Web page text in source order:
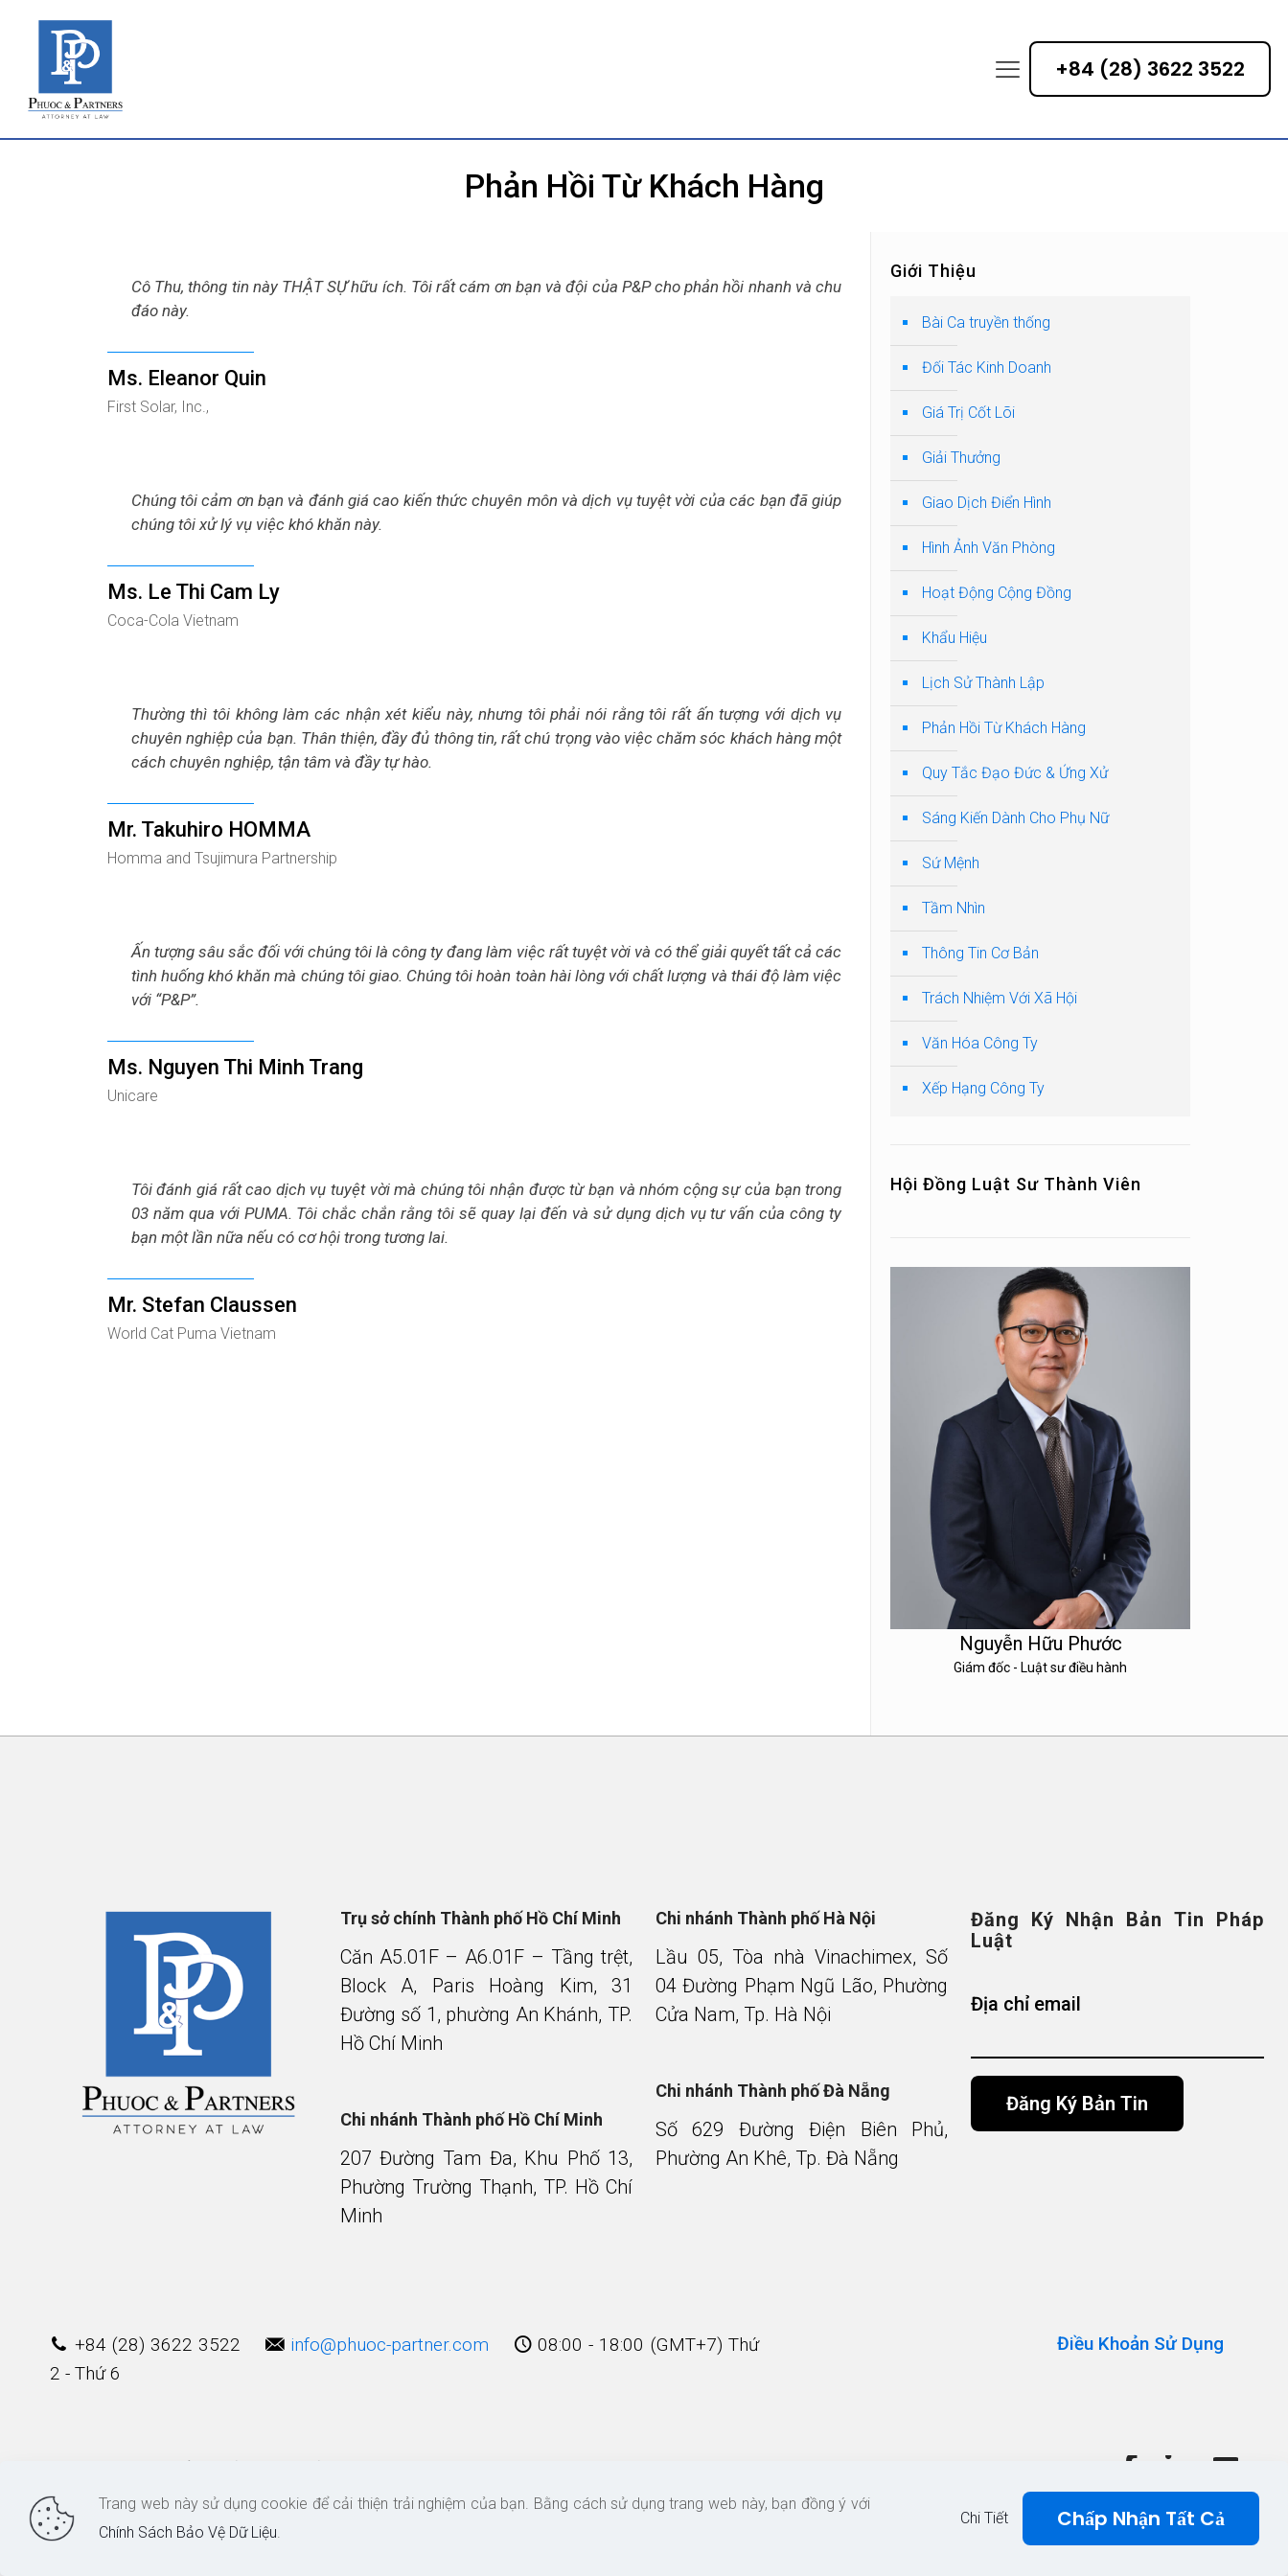
+84 (28) 3622 3522
Phản Hồi Từ Khách Hàng
Cô Thu, thông tin này THẬT SỰ hữu ích. Tôi rất cám ơn bạn và đội của P&P cho phản hồi nhanh và chu
đáo này.
Ms. Eleanor Quin
First Solar, Inc.,
Chúng tôi cảm ơn bạn và đánh giá cao kiến thức chuyên môn và dịch vụ tuyệt vời của các bạn đã giúp
chúng tôi xử lý vụ việc khó khăn này.
Ms. Le Thi Cam Ly
Coca-Cola Vietnam
Thường thì tôi không làm các nhận xét kiểu này, nhưng tôi phải nói rằng tôi rất ấn tượng với dịch vụ
chuyên nghiệp của bạn. Thân thiện, đầy đủ thông tin, rất chú trọng vào việc chăm sóc khách hàng một
cách chuyên nghiệp, tận tâm và đầy tự hào.
Mr. Takuhiro HOMMA
Homma and Tsujimura Partnership
Ấn tượng sâu sắc đối với chúng tôi là công ty đang làm việc rất tuyệt vời và có thể giải quyết tất cả các
tình huống khó khăn mà chúng tôi giao. Chúng tôi hoàn toàn hài lòng với chất lượng và thái độ làm việc
với “P&P”.
Ms. Nguyen Thi Minh Trang
Unicare
Tôi đánh giá rất cao dịch vụ tuyệt vời mà chúng tôi nhận được từ bạn và nhóm cộng sự của bạn trong
03 năm qua với PUMA. Tôi chắc chắn rằng tôi sẽ quay lại đến và sử dụng dịch vụ tư vấn của công ty
bạn một lần nữa nếu có cơ hội trong tương lai.
Mr. Stefan Claussen
World Cat Puma Vietnam
Giới Thiệu
Bài Ca truyền thống
Đối Tác Kinh Doanh
Giá Trị Cốt Lõi
Giải Thưởng
Giao Dịch Điển Hình
Hình Ảnh Văn Phòng
Hoạt Động Cộng Đồng
Khẩu Hiệu
Lịch Sử Thành Lập
Phản Hồi Từ Khách Hàng
Quy Tắc Đạo Đức & Ứng Xử
Sáng Kiến Dành Cho Phụ Nữ
Sứ Mệnh
Tầm Nhìn
Thông Tin Cơ Bản
Trách Nhiệm Với Xã Hội
Văn Hóa Công Ty
Xếp Hạng Công Ty
Hội Đồng Luật Sư Thành Viên
Nguyễn Hữu Phước
Giám đốc - Luật sư điều hành
Trụ sở chính Thành phố Hồ Chí Minh
Căn A5.01F – A6.01F – Tầng trệt,
Block A, Paris Hoàng Kim, 31
Đường số 1, phường An Khánh, TP.
Hồ Chí Minh
Chi nhánh Thành phố Hồ Chí Minh
207 Đường Tam Đa, Khu Phố 13,
Phường Trường Thạnh, TP. Hồ Chí
Minh
Chi nhánh Thành phố Hà Nội
Lầu 05, Tòa nhà Vinachimex, Số
04 Đường Phạm Ngũ Lão, Phường
Cửa Nam, Tp. Hà Nội
Chi nhánh Thành phố Đà Nẵng
Số 629 Đường Điện Biên Phủ,
Phường An Khê, Tp. Đà Nẵng
Đăng Ký Nhận Bản Tin Pháp
Luật
Địa chỉ email
+84 (28) 3622 3522 info@phuoc-partner.com
08:00 - 18:00 (GMT+7) Thứ
2 - Thứ 6
Điều Khoản Sử Dụng
Trang web này sử dụng cookie để cải thiện trải nghiệm của bạn. Bằng cách sử dụng trang web này, bạn đồng ý với
Chính Sách Bảo Vệ Dữ Liệu.
Chi Tiết Chấp Nhận Tất Cả